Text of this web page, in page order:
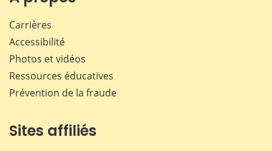
Carrières
Accessibilité
Photos et vidéos
Ressources éducatives
Prévention de la fraude
Sites affiliés